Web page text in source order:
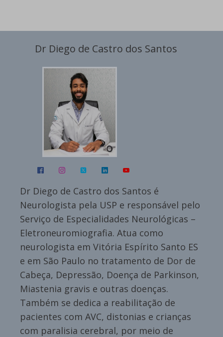
Dr Diego de Castro dos Santos
Dr Diego de Castro dos Santos é
Neurologista pela USP e responsável pelo
Serviço de Especialidades Neurológicas –
Eletroneuromiografia. Atua como
neurologista em Vitória Espírito Santo ES
e em São Paulo no tratamento de Dor de
Cabeça, Depressão, Doença de Parkinson,
Miastenia gravis e outras doenças.
Também se dedica a reabilitação de
pacientes com AVC, distonias e crianças
com paralisia cerebral, por meio de